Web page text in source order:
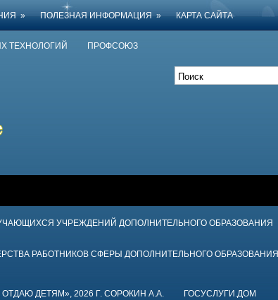
» ПОЛЕЗНАЯ ИНФОРМАЦИЯ » КАРТА САЙТА
ТЕХНОЛОГИЙ ПРОФСОЮЗ
УЧРЕЖДЕНИЙ ДОПОЛНИТЕЛЬНОГО ОБРАЗОВАНИЯ
РАБОТНИКОВ СФЕРЫ ДОПОЛНИТЕЛЬНОГО ОБРАЗОВАНИЯ
ДЕТЯМ», 2026 Г. СОРОКИН А.А. ГОСУСЛУГИ.ДОМ